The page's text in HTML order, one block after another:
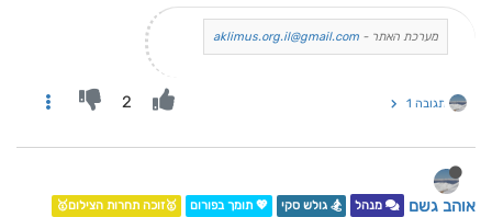
מערכת האתר - aklimus.org.il@gmail.com
תגובה 1 2
אוהב גשם מנהל 🏂 גולש סקי 💖 תומך בפורום 🥇זוכה תחרות הצילום🥇